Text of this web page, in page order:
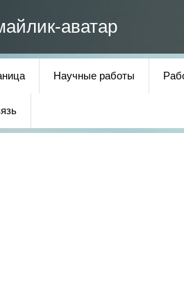
аватар
Научные работы